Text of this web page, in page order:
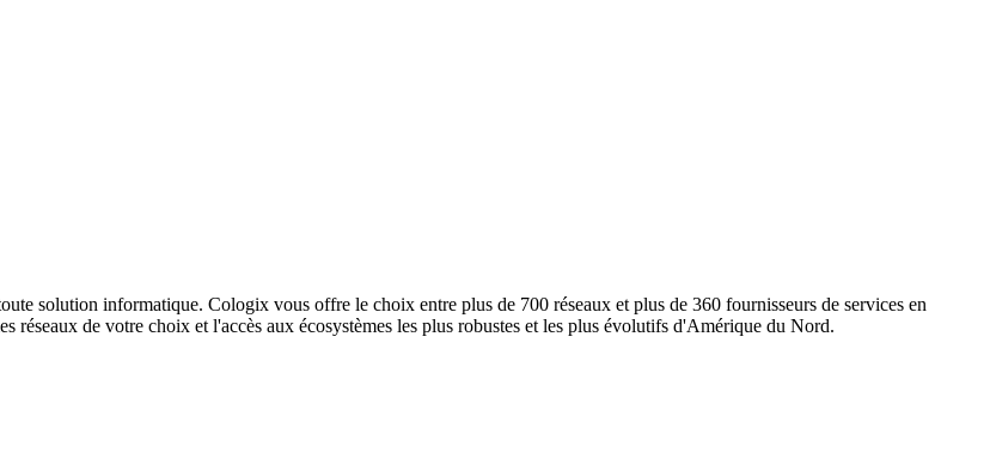
solution informatique. Cologix vous offre le choix entre plus de 700 réseaux et plus de 360 fournisseurs de services en
réseaux de votre choix et l'accès aux écosystèmes les plus robustes et les plus évolutifs d'Amérique du Nord.